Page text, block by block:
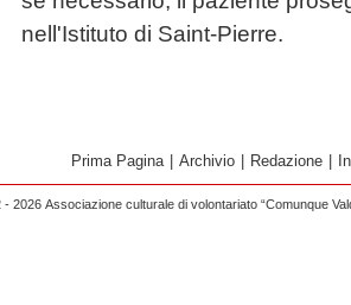
nell'Istituto di Saint-Pierre.
Prima Pagina | Archivio | Redazione |
2026 Associazione culturale di volontariato “Comunque